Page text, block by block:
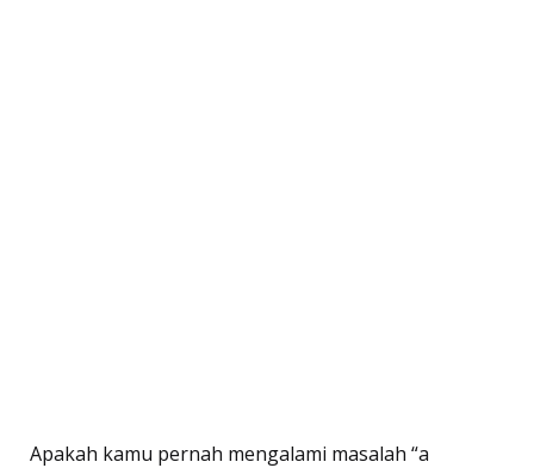
Apakah kamu pernah mengalami masalah “a